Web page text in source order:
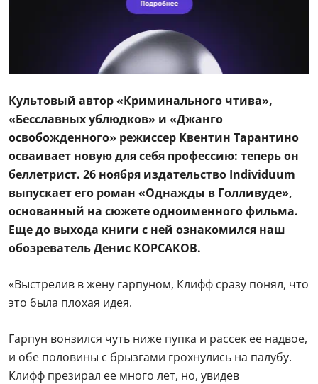
Культовый автор «Криминального чтива»,
«Бесславных ублюдков» и «Джанго
освобожденного» режиссер Квентин Тарантино
осваивает новую для себя профессию: теперь он
беллетрист. 26 ноября издательство Individuum
выпускает его роман «Однажды в Голливуде»,
основанный на сюжете одноименного фильма.
Еще до выхода книги с ней ознакомился наш
обозреватель Денис КОРСАКОВ.
«Выстрелив в жену гарпуном, Клифф сразу понял, что
это была плохая идея.
Гарпун вонзился чуть ниже пупка и рассек ее надвое,
и обе половины с брызгами грохнулись на палубу.
Клифф презирал ее много лет, но, увидев